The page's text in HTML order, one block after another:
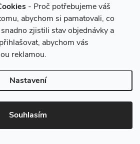
- Proč potřebujeme váš
abychom si pamatovali, co
zjistili stav objednávky a
abychom vás
reklamou.
Nastavení
Souhlasím
E-liquid Dekang Jablko
(Apple) - 30ml (3x10ml), 6mg
555 Kč
DO KOŠÍKU
Na slunci vyhřáté a dokonale